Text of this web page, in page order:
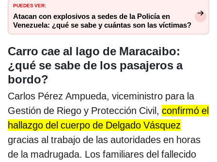
PUEDES VER:
Atacan con explosivos a sedes de la Policía en
Venezuela: ¿qué se sabe y cuántas son las víctimas?
Carro cae al lago de Maracaibo:
¿qué se sabe de los pasajeros a
bordo?
Carlos Pérez Ampueda, viceministro para la
Gestión de Riego y Protección Civil, confirmó el
hallazgo del cuerpo de Delgado Vásquez
gracias al trabajo de las autoridades en horas
de la madrugada. Los familiares del fallecido